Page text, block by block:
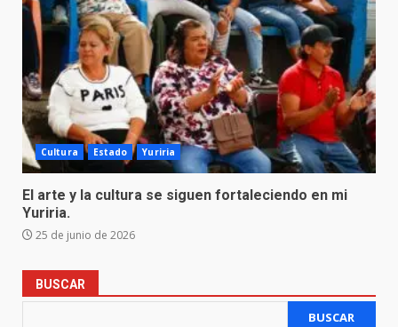
Cultura Estado Yuriria
El arte y la cultura se siguen fortaleciendo en mi
Yuriria.
25 de junio de 2026
BUSCAR
BUSCAR